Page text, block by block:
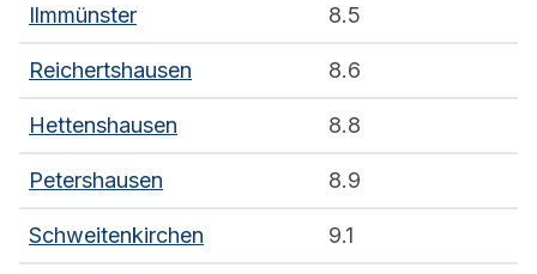
Ilmmünster 8.5
Reichertshausen 8.6
Hettenshausen 8.8
Petershausen 8.9
Schweitenkirchen 9.1